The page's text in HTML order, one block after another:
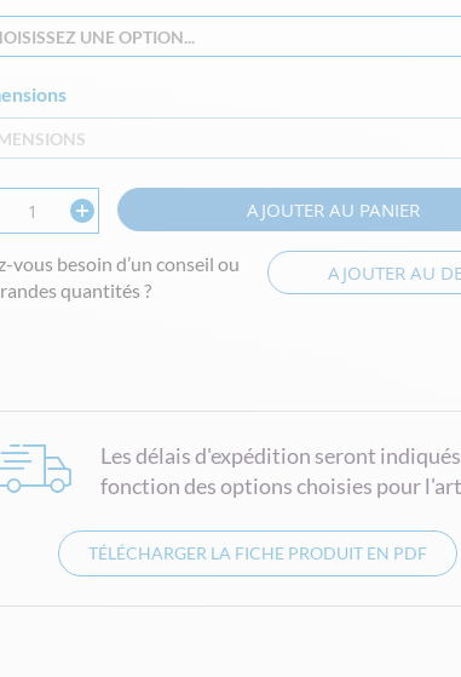
UNE OPTION...
AJOUTER AU PANIER
vous besoin d’un conseil ou
quantités ?
AJOUTER AU
Les délais d'expédition seront
fonction des options choisies pour
TÉLÉCHARGER LA FICHE PRODUIT EN PDF